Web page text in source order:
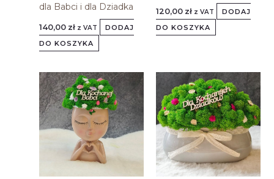
dla Babci i dla Dziadka
140,00 zł z VAT
DODAJ
DO KOSZYKA
120,00 zł z VAT
DODAJ
DO KOSZYKA